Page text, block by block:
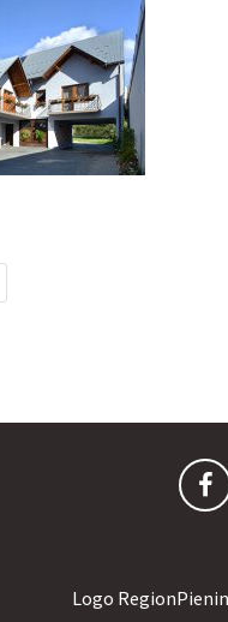
Logo